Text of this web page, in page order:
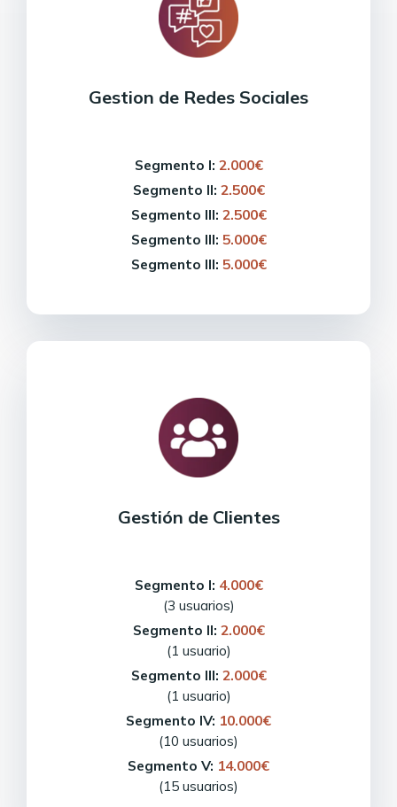
Gestion de Redes Sociales
Segmento I: 2.000€
Segmento II: 2.500€
Segmento III: 2.500€
Segmento III: 5.000€
Segmento III: 5.000€
Gestión de Clientes
Segmento I: 4.000€
(3 usuarios)
Segmento II: 2.000€
(1 usuario)
Segmento III: 2.000€
(1 usuario)
Segmento IV: 10.000€
(10 usuarios)
Segmento V: 14.000€
(15 usuarios)